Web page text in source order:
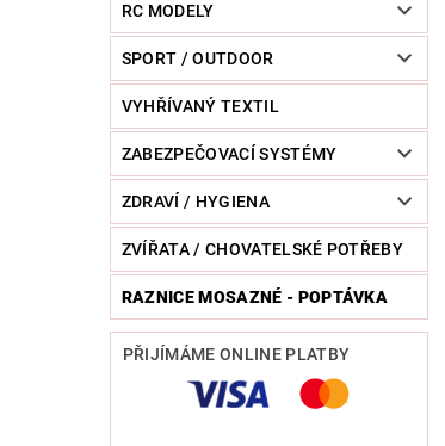
RC MODELY
SPORT / OUTDOOR
VYHŘÍVANÝ TEXTIL
ZABEZPEČOVACÍ SYSTÉMY
ZDRAVÍ / HYGIENA
ZVÍŘATA / CHOVATELSKÉ POTŘEBY
RAZNICE MOSAZNÉ - POPTÁVKA
PŘIJÍMÁME ONLINE PLATBY